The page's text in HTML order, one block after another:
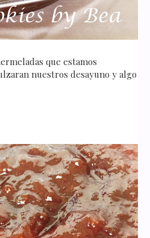
que estamos
nuestros desayuno y algo